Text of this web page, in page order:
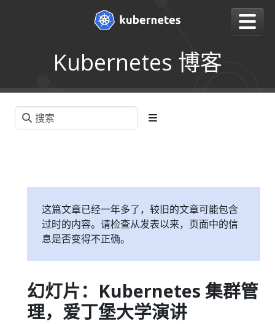
Kubernetes 博客
这篇文章已经一年多了，较旧的文章可能包含
过时的内容。请检查从发表以来，页面中的信
息是否变得不正确。
幻灯片：Kubernetes 集群管
理，爱丁堡大学演讲